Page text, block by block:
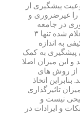
پیشگیری از
را غیرضروری و
در جامعه
برشمرد و افزود: بر اساس آمارهای اعلام شده تنها ۳
به اندازه
پیشگیری به کمک
و این میزان اصلا
زوجین از روش های
اتخاذ
تاثیرگذاری
نیست و
و ایرادات در